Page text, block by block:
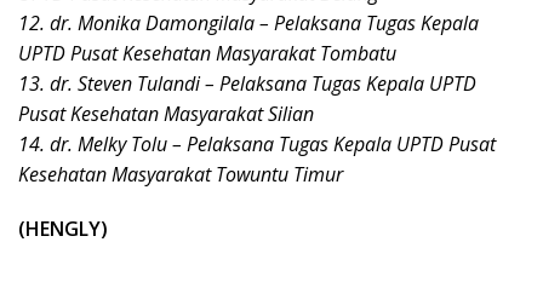
12. dr. Monika Damongilala – Pelaksana Tugas Kepala
UPTD Pusat Kesehatan Masyarakat Tombatu
13. dr. Steven Tulandi – Pelaksana Tugas Kepala UPTD
Pusat Kesehatan Masyarakat Silian
14. dr. Melky Tolu – Pelaksana Tugas Kepala UPTD Pusat
Kesehatan Masyarakat Towuntu Timur
(HENGLY)